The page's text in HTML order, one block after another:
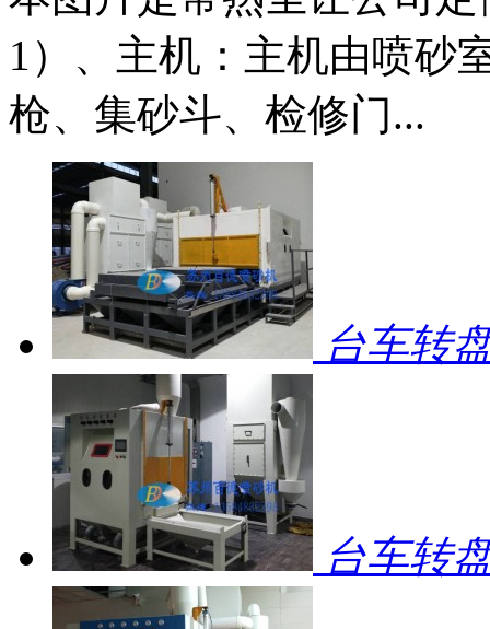
1）、主机：主机由喷砂
枪、集砂斗、检修门...
台车转
台车转